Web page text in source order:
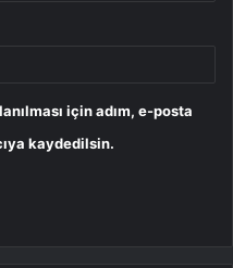
için adım, e-posta
kaydedilsin.